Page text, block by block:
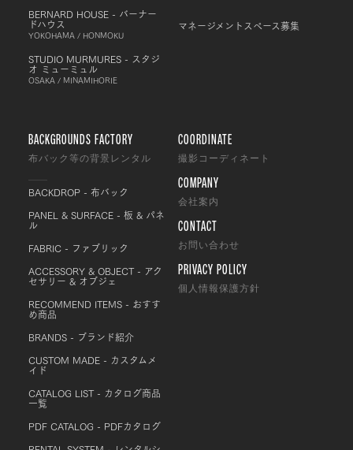
BERNARD HOUSE - バーナー
ドハウス
YOKOHAMA / HONMOKU
STUDIO MURMURES - スタジ
オ ミューミュル
OSAKA / MINAMIHORIE
マネージメントスペース募集
BACKGROUNDS FACTORY
布バック等の背景レンタル
BACKDROP - 布バック
PANEL & SURFACE - 板 & パネ
ル
FABRIC - ファブリック
ACCESSORY & OBJECT - アク
セサリー & オブジェ
RECOMMEND ITEMS - おすす
め商品
BRANDS - ブランド紹介
CUSTOM MADE - カスタムメ
イド
CATALOG LIST - カタログ商品
一覧
PDF CATALOG - PDFカタログ
COORDINATE
撮影コーディネート
COMPANY
会社案内
CONTACT
お問い合わせ
PRIVACY POLICY
個人情報保護方針